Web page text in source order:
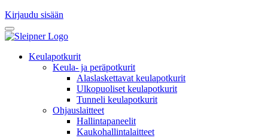
Kirjaudu sisään
Keulapotkurit
Keula- ja peräpotkurit
Alaslaskettavat keulapotkurit
Ulkopuoliset keulapotkurit
Tunneli keulapotkurit
Ohjauslaitteet
Hallintapaneelit
Kaukohallintalaitteet